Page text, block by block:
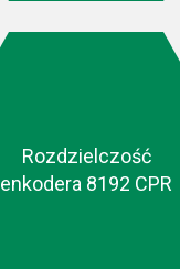
Rozdzielczość
enkodera 8192 CPR